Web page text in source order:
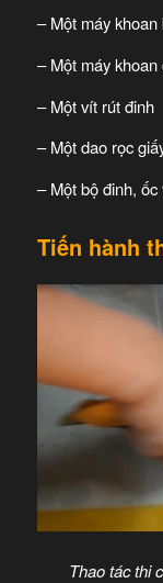
– Một máy khoan
– Một máy
– Một vít rút đinh
– Một dao rọc
– Một bộ đinh,
Tiến hành
Thao tác thi